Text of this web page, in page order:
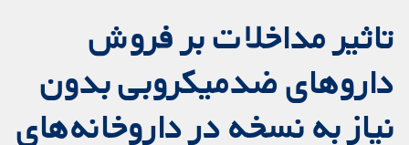
تاثیر مداخلات بر فروش
داروهای ضدمیکروبی بدون
نیاز به نسخه در داروخانه‌های